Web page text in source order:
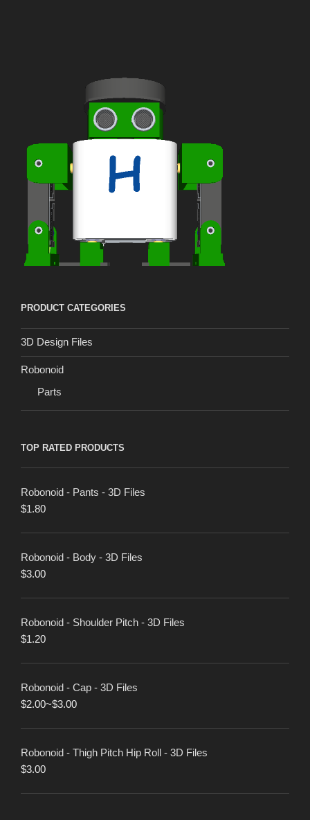
PRODUCT CATEGORIES
3D Design Files
Robonoid
Parts
TOP RATED PRODUCTS
Robonoid - Pants - 3D Files
$1.80
Robonoid - Body - 3D Files
$3.00
Robonoid - Shoulder Pitch - 3D Files
$1.20
Robonoid - Cap - 3D Files
$2.00~$3.00
Robonoid - Thigh Pitch Hip Roll - 3D Files
$3.00